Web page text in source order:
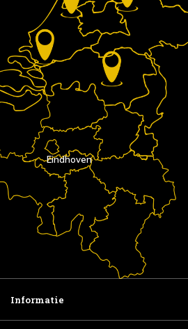
Eindhoven
Informatie